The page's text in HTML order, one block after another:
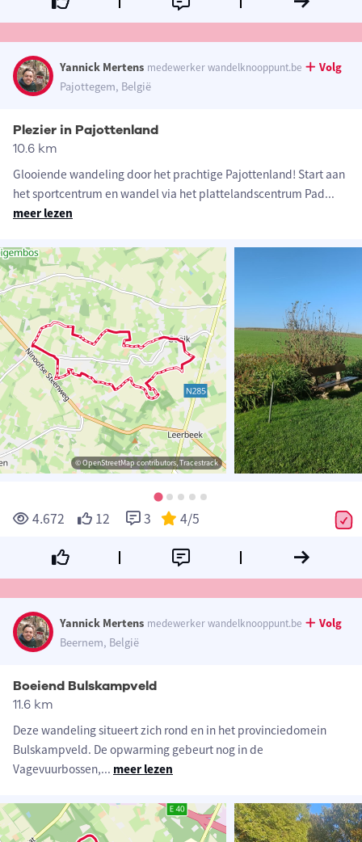
Yannick Mertens medewerker wandelknooppunt.be
Volg
Pajottegem, België
Plezier in Pajottenland
10.6 km
Glooiende wandeling door het prachtige Pajottenland! Start aan
het sportcentrum en wandel via het plattelandscentrum Pad...
meer lezen
© OpenStreetMap contributors, Tracestrack
4.672 12 3 4/5
Yannick Mertens medewerker wandelknooppunt.be
Volg
Beernem, België
Boeiend Bulskampveld
11.6 km
Deze wandeling situeert zich rond en in het provinciedomein
Bulskampveld. De opwarming gebeurt nog in de
Vagevuurbossen,... meer lezen